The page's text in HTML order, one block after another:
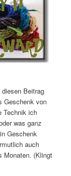
Beitrag
Geschenk von
Technik ich
was ganz
Geschenk
auch
Monaten. (Klingt